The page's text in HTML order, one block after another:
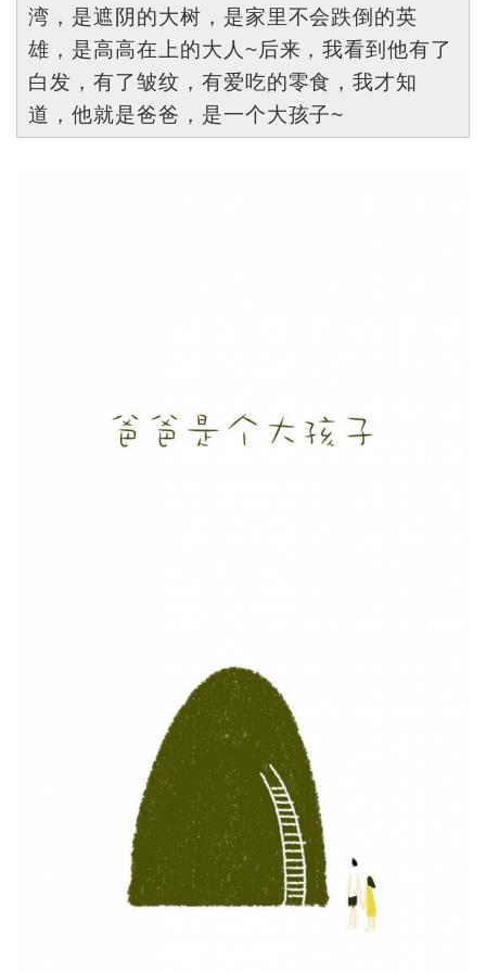
湾，是遮阴的大树，是家里不会跌倒的英
雄，是高高在上的大人~后来，我看到他有了
白发，有了皱纹，有爱吃的零食，我才知
道，他就是爸爸，是一个大孩子~